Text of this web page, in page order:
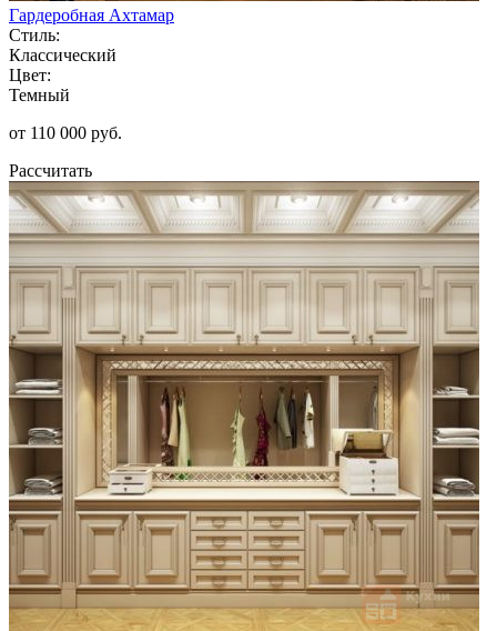
Гардеробная Ахтамар
Стиль:
Классический
Цвет:
Темный
от 110 000 руб.
Рассчитать